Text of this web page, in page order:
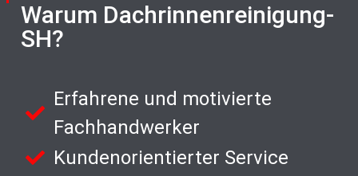
Warum Dachrinnenreinigung-
SH?
Erfahrene und motivierte
Fachhandwerker
Kundenorientierter Service